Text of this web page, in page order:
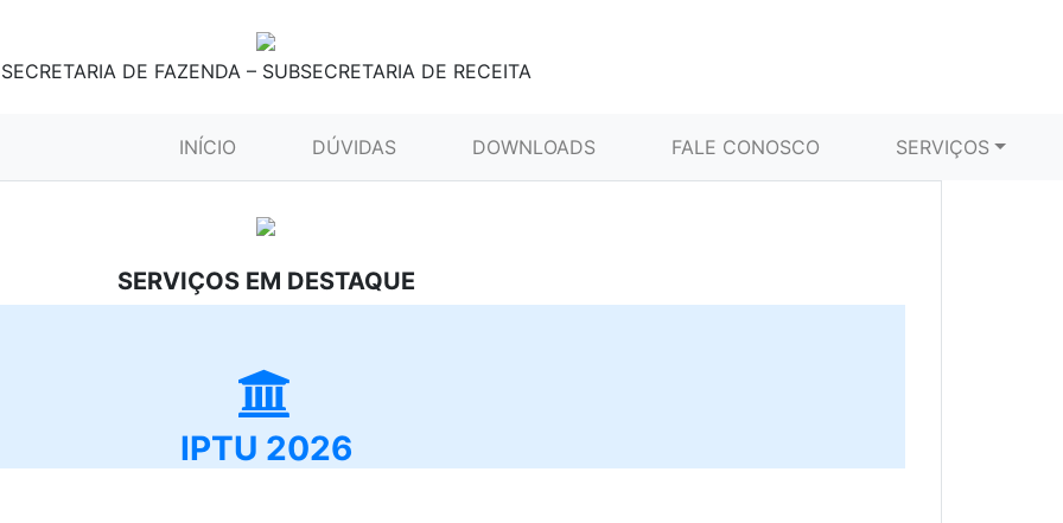
SECRETARIA DE FAZENDA – SUBSECRETARIA DE RECEITA
INÍCIO (CURRENT)DÚVIDAS DOWNLOADS FALE CONOSCO SERVIÇOS
SERVIÇOS EM DESTAQUE
IPTU 2026